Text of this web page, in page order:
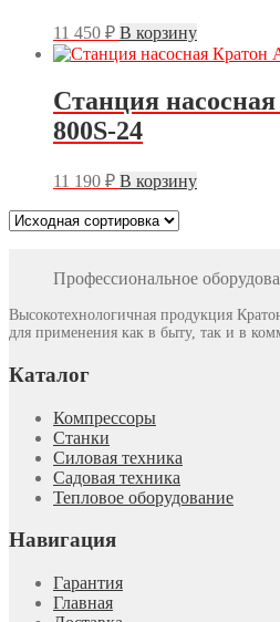
11 450 ₽ В корзину
Станция
800S-24
11 190 ₽ В корзину
Профессиональное
Высокотехнологичная продукция
для применения как в быту, так и в
Каталог
Компрессоры
Станки
Силовая техника
Садовая техника
Тепловое оборудование
Навигация
Гарантия
Главная